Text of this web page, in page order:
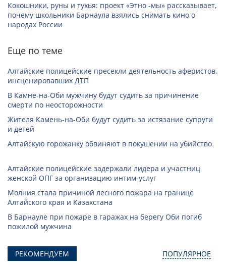
Кокошники, руны и тухья: проект «Этно -мы» рассказывает,
почему школьники Барнаула взялись снимать кино о
народах России
Еще по теме
Алтайские полицейские пресекли деятельность аферистов,
инсценировавших ДТП
В Камне-на-Оби мужчину будут судить за причинение
смерти по неосторожности
Жителя Камень-на-Оби будут судить за истязание супруги
и детей
Алтайскую горожанку обвиняют в покушении на убийство
Алтайские полицейские задержали лидера и участниц
женской ОПГ за организацию интим-услуг
Молния стала причиной лесного пожара на границе
Алтайского края и Казахстана
В Барнауле при пожаре в гаражах на берегу Оби погиб
пожилой мужчина
РЕКОМЕНДУЕМ ПОПУЛЯРНОЕ